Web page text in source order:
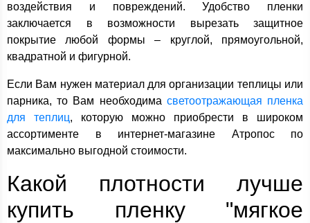
воздействия и повреждений. Удобство пленки
заключается в возможности вырезать защитное
покрытие любой формы – круглой, прямоугольной,
квадратной и фигурной.
Если Вам нужен материал для организации теплицы или
парника, то Вам необходима светоотражающая пленка
для теплиц, которую можно приобрести в широком
ассортименте в интернет-магазине Атропос по
максимально выгодной стоимости.
Какой плотности лучше
купить пленку "мягкое